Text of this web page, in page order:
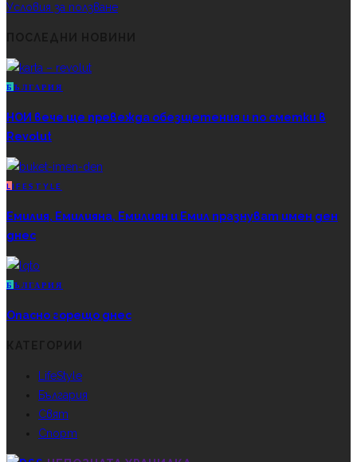
Условия за ползване
Б ЪЛГАРИЯ
НОИ вече ще превежда обезщетения и по сметки в
Revolut
L IFESTYLE
Емилия, Емилияна, Емилиян и Емил празнуват имен ден
днес
Б ЪЛГАРИЯ
Опасно горещо днес
LifeStyle
България
Свят
Спорт